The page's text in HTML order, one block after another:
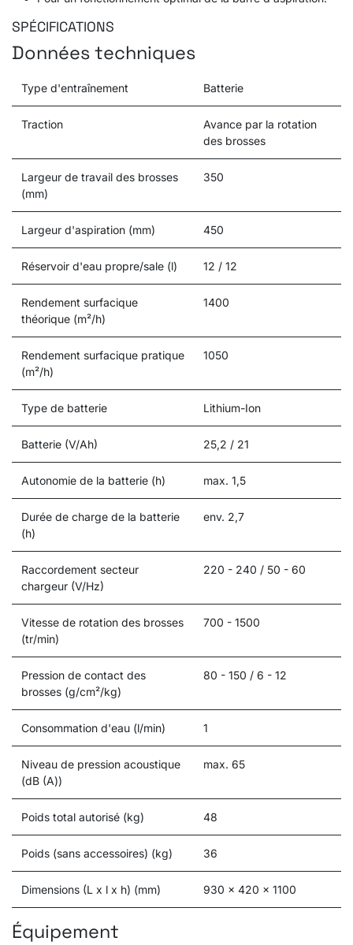
SPÉCIFICATIONS
Données techniques
Type d'entraînement Batterie
Traction
Avance par la rotation
des brosses
Largeur de travail des brosses
(mm)
350
Largeur d'aspiration (mm) 450
Réservoir d'eau propre/sale (l) 12 / 12
Rendement surfacique
théorique (m²/h)
1400
Rendement surfacique pratique
(m²/h)
1050
Type de batterie Lithium-Ion
Batterie (V/Ah) 25,2 / 21
Autonomie de la batterie (h) max. 1,5
Durée de charge de la batterie
(h)
env. 2,7
Raccordement secteur
chargeur (V/Hz)
220 - 240 / 50 - 60
Vitesse de rotation des brosses
(tr/min)
700 - 1500
Pression de contact des
brosses (g/cm²/kg)
80 - 150 / 6 - 12
Consommation d'eau (l/min) 1
Niveau de pression acoustique
(dB (A))
max. 65
Poids total autorisé (kg) 48
Poids (sans accessoires) (kg) 36
Dimensions (L x l x h) (mm) 930 x 420 x 1100
Équipement